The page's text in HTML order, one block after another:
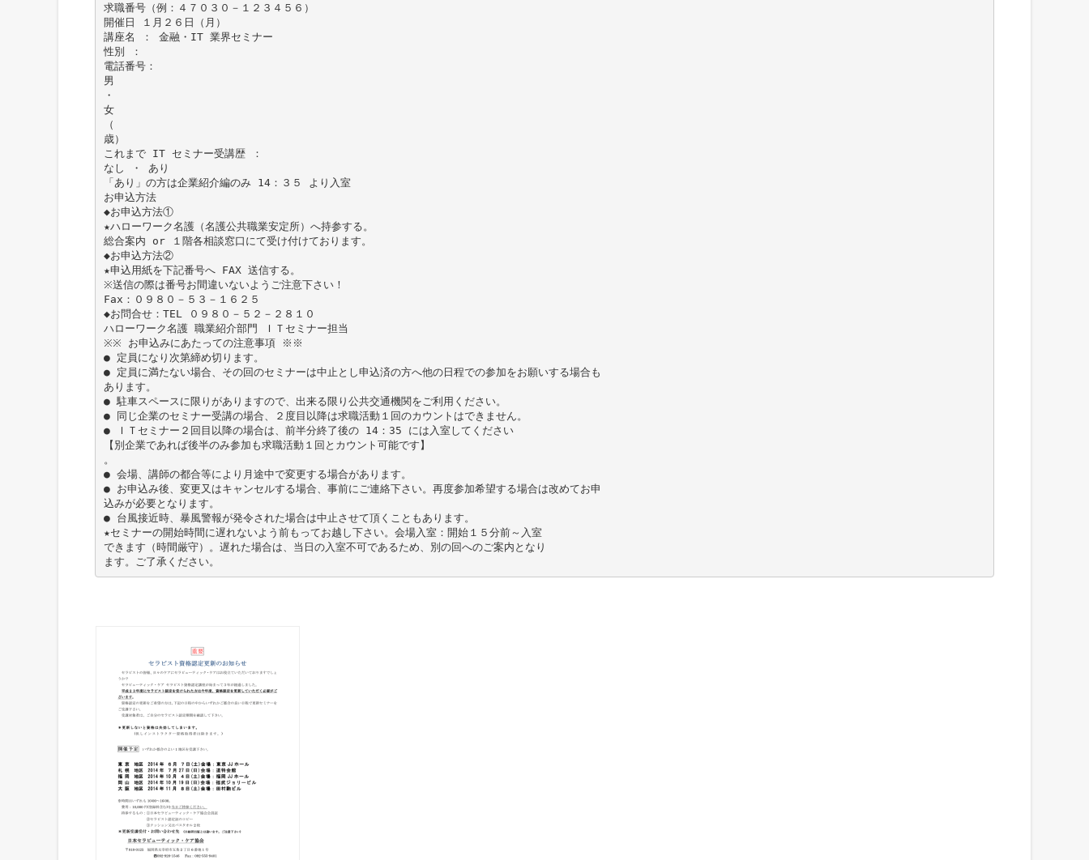
求職番号（例：４７０３０－１２３４５６）
開催日 １月２６日（月）
講座名 ： 金融・IT 業界セミナー
性別 ：
電話番号：
男
・
女
（
歳）
これまで IT セミナー受講歴 ：
なし ・ あり
「あり」の方は企業紹介編のみ 14：３５ より入室
お申込方法
◆お申込方法①
★ハローワーク名護（名護公共職業安定所）へ持参する。
総合案内 or １階各相談窓口にて受け付けております。
◆お申込方法②
★申込用紙を下記番号へ FAX 送信する。
※送信の際は番号お間違いないようご注意下さい！
Fax：０９８０－５３－１６２５
◆お問合せ：TEL ０９８０－５２－２８１０
ハローワーク名護 職業紹介部門 ＩＴセミナー担当
※※ お申込みにあたっての注意事項 ※※
● 定員になり次第締め切ります。
● 定員に満たない場合、その回のセミナーは中止とし申込済の方へ他の日程での参加をお願いする場合も
あります。
● 駐車スペースに限りがありますので、出来る限り公共交通機関をご利用ください。
● 同じ企業のセミナー受講の場合、２度目以降は求職活動１回のカウントはできません。
● ＩＴセミナー２回目以降の場合は、前半分終了後の 14：35 には入室してください
【別企業であれば後半のみ参加も求職活動１回とカウント可能です】
。
● 会場、講師の都合等により月途中で変更する場合があります。
● お申込み後、変更又はキャンセルする場合、事前にご連絡下さい。再度参加希望する場合は改めてお申
込みが必要となります。
● 台風接近時、暴風警報が発令された場合は中止させて頂くこともあります。
★セミナーの開始時間に遅れないよう前もってお越し下さい。会場入室：開始１５分前～入室
できます（時間厳守）。遅れた場合は、当日の入室不可であるため、別の回へのご案内となり